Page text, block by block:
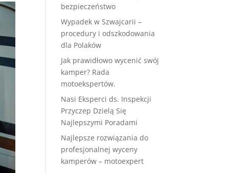
bezpieczeństwo
Wypadek w Szwajcarii –
procedury i odszkodowania
dla Polaków
Jak prawidłowo wycenić swój
kamper? Rada
motoekspertów.
Nasi Eksperci ds. Inspekcji
Przyczep Dzielą Się
Najlepszymi Poradami
Najlepsze rozwiązania do
profesjonalnej wyceny
kamperów – motoexpert